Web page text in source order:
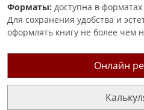
Форматы: доступна в
Для сохранения удобства и
оформлять книгу не более чем
Онлайн